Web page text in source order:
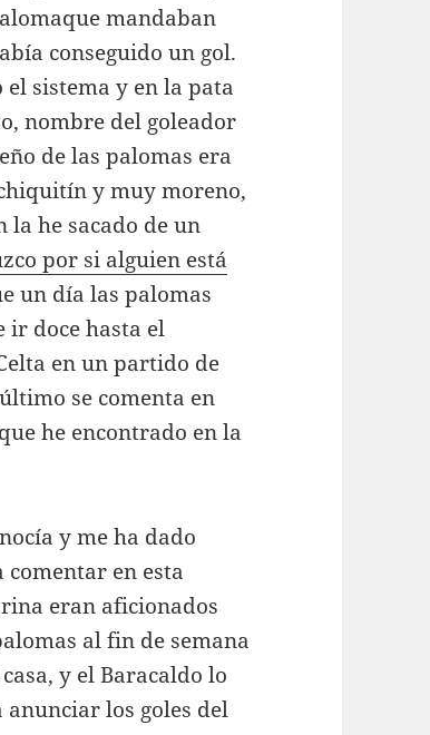
mandaban
conseguido un gol.
sistema y en la pata
nombre del goleador
de las palomas era
y muy moreno,
he sacado de un
por si alguien está
un día las palomas
doce hasta el
en un partido de
se comenta en
he encontrado en la
y me ha dado
en esta
eran aficionados
al fin de semana
y el Baracaldo lo
anunciar los goles del